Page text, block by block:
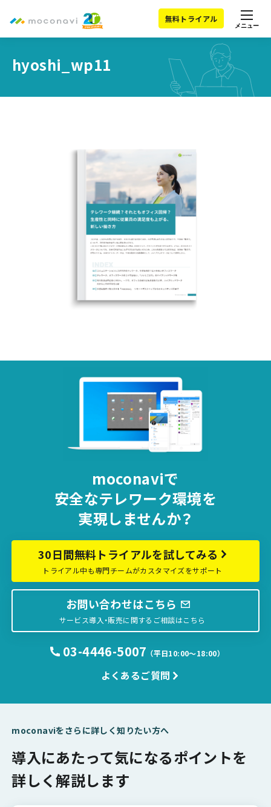
無料トライアル
メニュー
hyoshi_wp11
moconaviで
安全なテレワーク環境を
実現しませんか？
30日間無料トライアルを試してみる
トライアル中も専門チームがカスタマイズをサポート
お問い合わせはこちら
サービス導入・販売に関するご相談はこちら
03-4446-5007 （平日10:00〜18:00）
よくあるご質問
moconaviをさらに詳しく知りたい方へ
導入にあたって気になるポイントを
詳しく解説します